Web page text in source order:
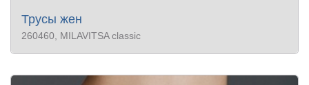
Трусы жен
260460 , MILAVITSA classic